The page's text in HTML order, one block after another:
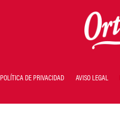
POLÍTICA DE PRIVACIDAD AVISO LEGAL